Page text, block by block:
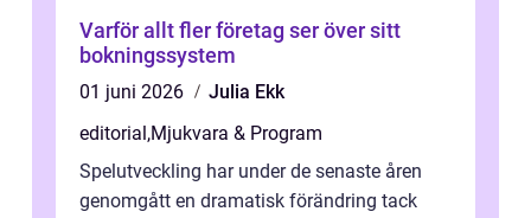
Varför allt fler företag ser över sitt
bokningssystem
01 juni 2026
Julia Ekk
editorial,Mjukvara & Program
Spelutveckling har under de senaste åren
genomgått en dramatisk förändring tack